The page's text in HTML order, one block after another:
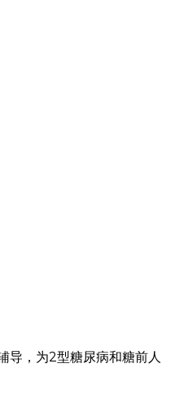
导，为2型糖尿病和糖前人